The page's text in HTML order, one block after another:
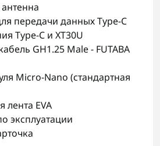
передачи данных Type-C
Type-C и XT30U
GH1.25 Male - FUTABA
Micro-Nano (стандартная
лента EVA
эксплуатации